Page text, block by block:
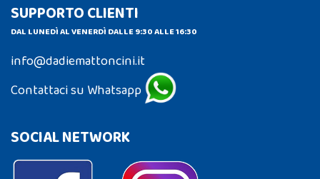
SUPPORTO CLIENTI
DAL LUNEDÌ AL VENERDÌ DALLE 9:30 ALLE 16:30
info@dadiemattoncini.it
Contattaci su Whatsapp
SOCIAL NETWORK